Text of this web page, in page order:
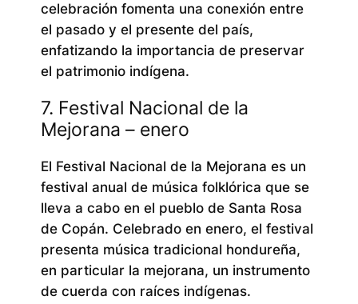
celebración fomenta una conexión entre
el pasado y el presente del país,
enfatizando la importancia de preservar
el patrimonio indígena.
7. Festival Nacional de la
Mejorana – enero
El Festival Nacional de la Mejorana es un
festival anual de música folklórica que se
lleva a cabo en el pueblo de Santa Rosa
de Copán. Celebrado en enero, el festival
presenta música tradicional hondureña,
en particular la mejorana, un instrumento
de cuerda con raíces indígenas.